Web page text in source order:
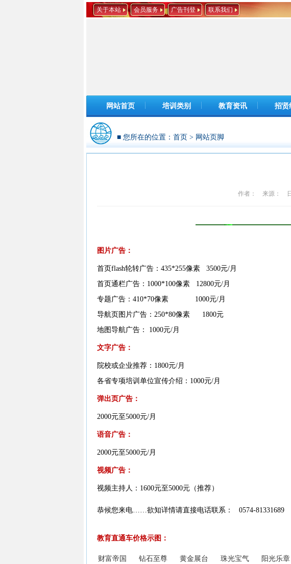
关于本站 会员服务 广告刊登 联系我们
网站首页 培训类别 教育资讯 招贤
■ 您所在的位置： 首页 > 网站页脚
作者： 来源： 日
图片广告：
首页flash轮转广告：435*255像素 3500元/月
首页通栏广告：1000*100像素 12800元/月
专题广告：410*70像素 1000元/月
导航页图片广告：250*80像素 1800元
地图导航广告： 1000元/月
文字广告：
院校或企业推荐：1800元/月
各省专项培训单位宣传介绍：1000元/月
弹出页广告：
2000元至5000元/月
语音广告：
2000元至5000元/月
视频广告：
视频主持人：1600元至5000元（推荐）
恭候您来电……欲知详情请直接电话联系： 0574-81331689
教育直通车价格示图：
财富帝国 钻石至尊 黄金展台 珠光宝气 阳光乐章